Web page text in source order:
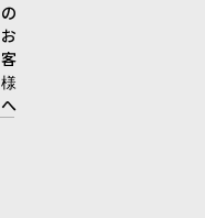
の
お
客
様
へ